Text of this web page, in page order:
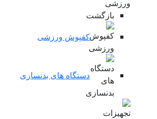
بازگشت
کفپوش ورزشی
دستگاه های بدنسازی